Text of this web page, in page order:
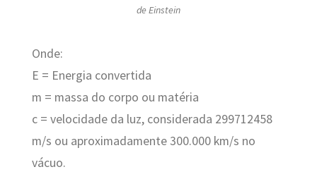
de Einstein
Onde:
E = Energia convertida
m = massa do corpo ou matéria
c = velocidade da luz, considerada 299712458
m/s ou aproximadamente 300.000 km/s no
vácuo.